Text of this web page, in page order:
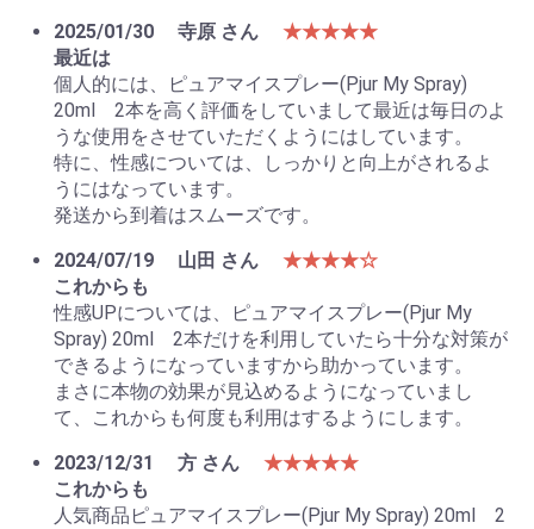
2025/01/30
寺原 さん
★★★★★
最近は
個人的には、ピュアマイスプレー(Pjur My Spray)
20ml 2本を高く評価をしていまして最近は毎日のよ
うな使用をさせていただくようにはしています。
特に、性感については、しっかりと向上がされるよ
うにはなっています。
発送から到着はスムーズです。
2024/07/19
山田 さん
★★★★☆
これからも
性感UPについては、ピュアマイスプレー(Pjur My
Spray) 20ml 2本だけを利用していたら十分な対策が
できるようになっていますから助かっています。
まさに本物の効果が見込めるようになっていまし
て、これからも何度も利用はするようにします。
2023/12/31
方 さん
★★★★★
これからも
人気商品ピュアマイスプレー(Pjur My Spray) 20ml 2